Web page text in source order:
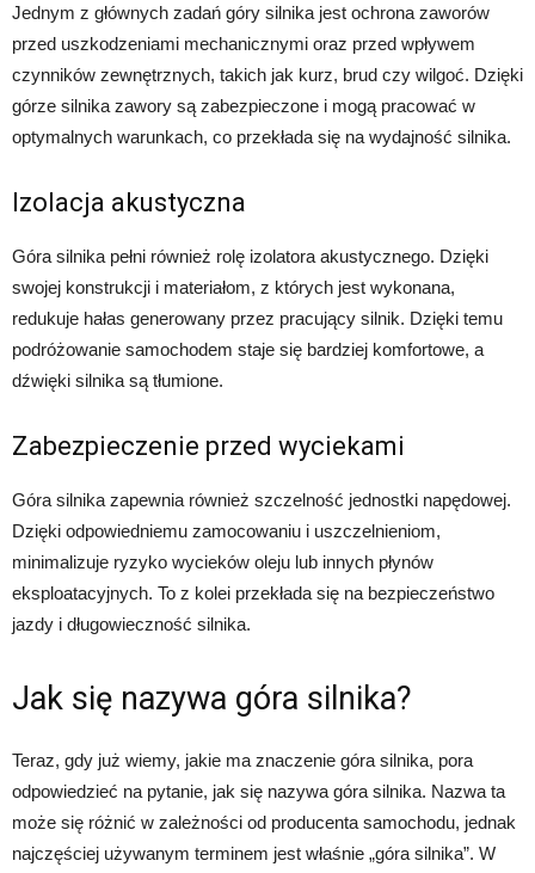
Jednym z głównych zadań góry silnika jest ochrona zaworów
przed uszkodzeniami mechanicznymi oraz przed wpływem
czynników zewnętrznych, takich jak kurz, brud czy wilgoć. Dzięki
górze silnika zawory są zabezpieczone i mogą pracować w
optymalnych warunkach, co przekłada się na wydajność silnika.
Izolacja akustyczna
Góra silnika pełni również rolę izolatora akustycznego. Dzięki
swojej konstrukcji i materiałom, z których jest wykonana,
redukuje hałas generowany przez pracujący silnik. Dzięki temu
podróżowanie samochodem staje się bardziej komfortowe, a
dźwięki silnika są tłumione.
Zabezpieczenie przed wyciekami
Góra silnika zapewnia również szczelność jednostki napędowej.
Dzięki odpowiedniemu zamocowaniu i uszczelnieniom,
minimalizuje ryzyko wycieków oleju lub innych płynów
eksploatacyjnych. To z kolei przekłada się na bezpieczeństwo
jazdy i długowieczność silnika.
Jak się nazywa góra silnika?
Teraz, gdy już wiemy, jakie ma znaczenie góra silnika, pora
odpowiedzieć na pytanie, jak się nazywa góra silnika. Nazwa ta
może się różnić w zależności od producenta samochodu, jednak
najczęściej używanym terminem jest właśnie „góra silnika”. W